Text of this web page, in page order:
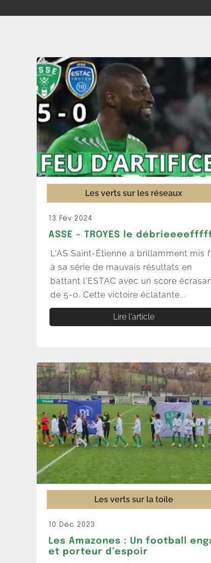
Les verts sur les réseaux
13 Fév 2024
ASSE – TROYES le
L'AS Saint-Étienne a brillamment mis
à sa série de mauvais résultats en
battant l'ESTAC avec un score
de 5-0. Cette victoire éclatante...
Lire l'article
Les verts sur la toile
10 Déc 2023
Les Amazones : Un football
et porteur d’espoir